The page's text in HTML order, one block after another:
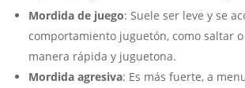
Mordida de juego: Suele ser leve y se
comportamiento juguetón, como saltar
manera rápida y juguetona.
Mordida agresiva: Es más fuerte, a